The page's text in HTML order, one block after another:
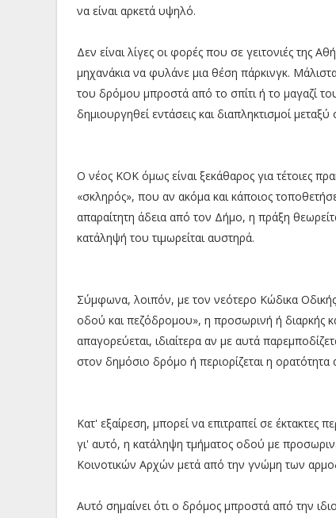
να είναι αρκετά υψηλό.
Δεν είναι λίγες οι φορές που σε γειτονιές της
μηχανάκια να φυλάνε μια θέση πάρκινγκ.
του δρόμου μπροστά από το σπίτι ή το μαγαζί
δημιουργηθεί εντάσεις και διαπληκτισμοί
Ο νέος ΚΟΚ όμως είναι ξεκάθαρος για τέτοιες
«σκληρός», που αν ακόμα και κάποιος
απαραίτητη άδεια από τον Δήμο, η πράξη
κατάληψή του τιμωρείται αυστηρά.
Σύμφωνα, λοιπόν, με τον νεότερο Κώδικα
οδού και πεζόδρομου», η προσωρινή ή διαρκής
απαγορεύεται, ιδιαίτερα αν με αυτά
στον δημόσιο δρόμο ή περιορίζεται η
Κατ' εξαίρεση, μπορεί να επιτραπεί σε έκτακτες
γι' αυτό, η κατάληψη τμήματος οδού με
Κοινοτικών Αρχών μετά από την γνώμη των
Αυτό σημαίνει ότι ο δρόμος μπροστά από την